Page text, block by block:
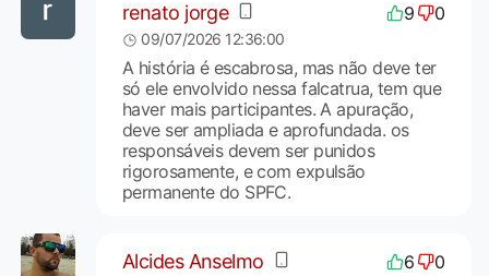
renato jorge 9 0
09/07/2026 12:36:00
A história é escabrosa, mas não deve ter
só ele envolvido nessa falcatrua, tem que
haver mais participantes. A apuração,
deve ser ampliada e aprofundada. os
responsáveis devem ser punidos
rigorosamente, e com expulsão
permanente do SPFC.
Alcides Anselmo 6 0